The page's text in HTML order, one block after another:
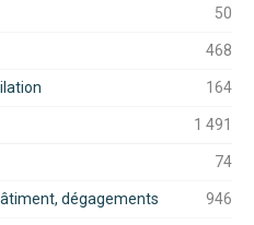
50
468
164
1 491
74
dégagements 946